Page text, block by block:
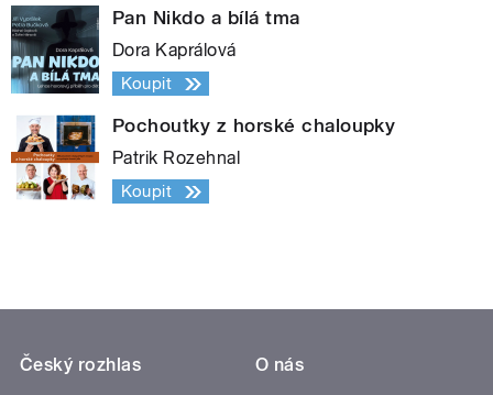
Pan Nikdo a bílá tma
Dora Kaprálová
Koupit
Pochoutky z horské chaloupky
Patrik Rozehnal
Koupit
Český rozhlas
O nás